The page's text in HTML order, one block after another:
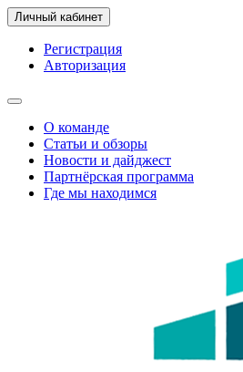
Личный кабинет
Регистрация
Авторизация
О команде
Статьи и обзоры
Новости и дайджест
Партнёрская программа
Где мы находимся